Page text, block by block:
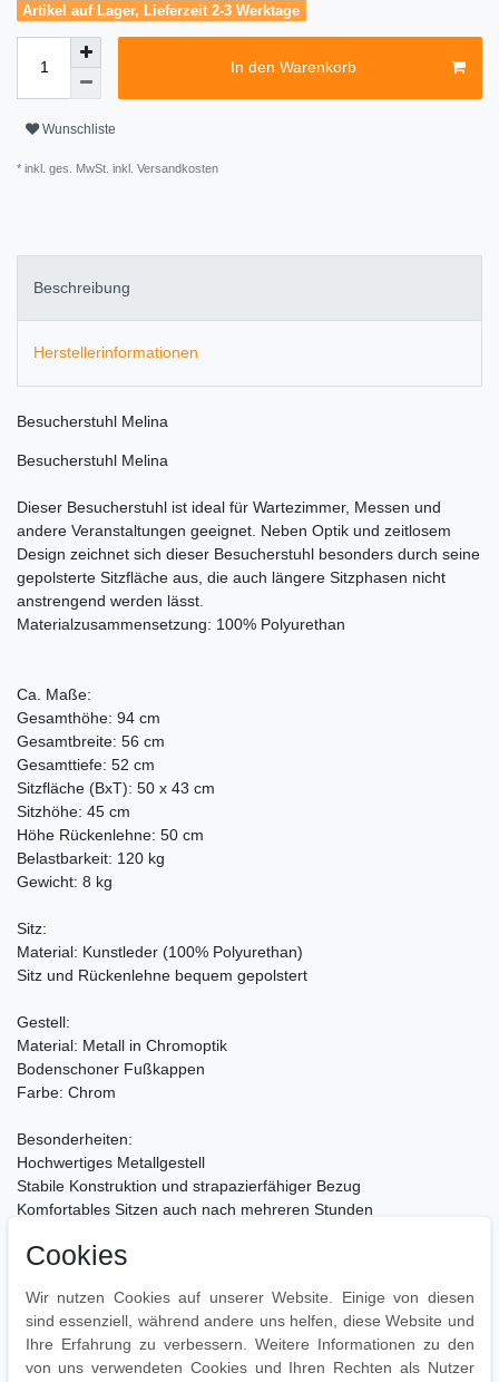
Artikel auf Lager, Lieferzeit 2-3 Werktage
In den Warenkorb
Wunschliste
* inkl. ges. MwSt. inkl. Versandkosten
Beschreibung
Herstellerinformationen
Besucherstuhl Melina
Besucherstuhl Melina
Dieser Besucherstuhl ist ideal für Wartezimmer, Messen und
andere Veranstaltungen geeignet. Neben Optik und zeitlosem
Design zeichnet sich dieser Besucherstuhl besonders durch seine
gepolsterte Sitzfläche aus, die auch längere Sitzphasen nicht
anstrengend werden lässt.
Materialzusammensetzung: 100% Polyurethan
Ca. Maße:
Gesamthöhe: 94 cm
Gesamtbreite: 56 cm
Gesamttiefe: 52 cm
Sitzfläche (BxT): 50 x 43 cm
Sitzhöhe: 45 cm
Höhe Rückenlehne: 50 cm
Belastbarkeit: 120 kg
Gewicht: 8 kg
Sitz:
Material: Kunstleder (100% Polyurethan)
Sitz und Rückenlehne bequem gepolstert
Gestell:
Material: Metall in Chromoptik
Bodenschoner Fußkappen
Farbe: Chrom
Besonderheiten:
Hochwertiges Metallgestell
Stabile Konstruktion und strapazierfähiger Bezug
Komfortables Sitzen auch nach mehreren Stunden
Pflegehinweise:
Tuch reinigen
Zur Reinigung empfehlen wir ein mit lauwarmem Wasser
angefeuchtetes Baumwolltuch
Oberflächen nur mit geeignetem Aufsatz absaugen
Cookies
Wir nutzen Cookies auf unserer Website. Einige von diesen
sind essenziell, während andere uns helfen, diese Website und
Ihre Erfahrung zu verbessern. Weitere Informationen zu den
von uns verwendeten Cookies und Ihren Rechten als Nutzer